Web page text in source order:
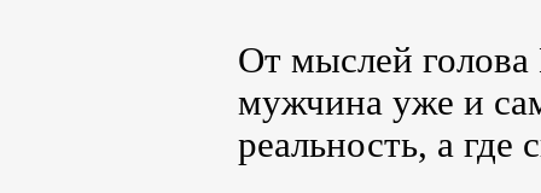
От мыслей голова
мужчина уже и
реальность, а где